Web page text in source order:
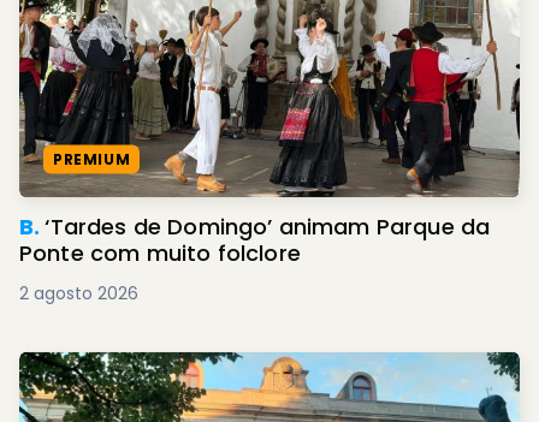
PREMIUM
B.‘Tardes de Domingo’ animam Parque da
Ponte com muito folclore
2 agosto 2026